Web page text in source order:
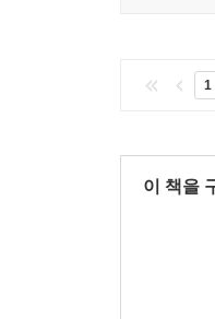
1
이 책을